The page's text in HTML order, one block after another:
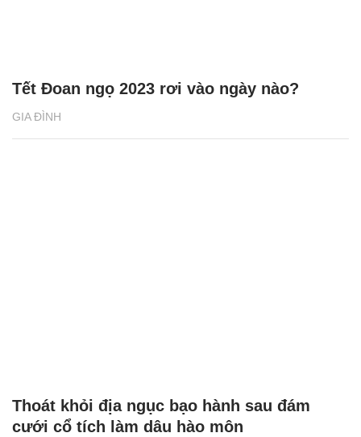
GIA ĐÌNH
Tết Đoan ngọ 2023 rơi vào ngày nào?
Thoát khỏi địa ngục bạo hành sau đám
cưới cổ tích làm dâu hào môn